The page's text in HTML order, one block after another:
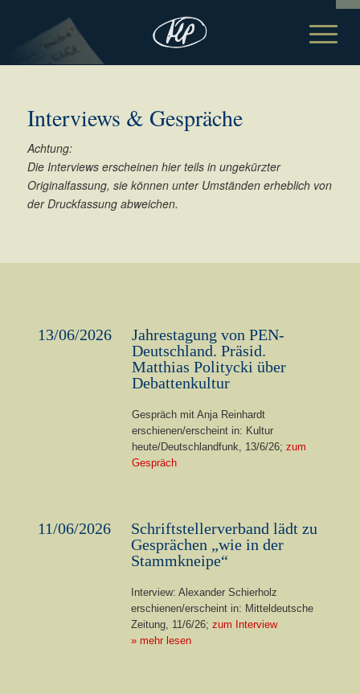
Interviews & Gespräche
Achtung:
Die Interviews erscheinen hier teils in ungekürzter
Originalfassung, sie können unter Umständen erheblich von
der Druckfassung abweichen.
13/06/2026
Jahrestagung von PEN-
Deutschland. Präsid.
Matthias Politycki über
Debattenkultur
Gespräch mit Anja Reinhardt
erschienen/erscheint in: Kultur
heute/Deutschlandfunk, 13/6/26; zum
Gespräch
11/06/2026
Schriftstellerverband lädt zu
Gesprächen „wie in der
Stammkneipe“
Interview: Alexander Schierholz
erschienen/erscheint in: Mitteldeutsche
Zeitung, 11/6/26; zum Interview
» mehr lesen